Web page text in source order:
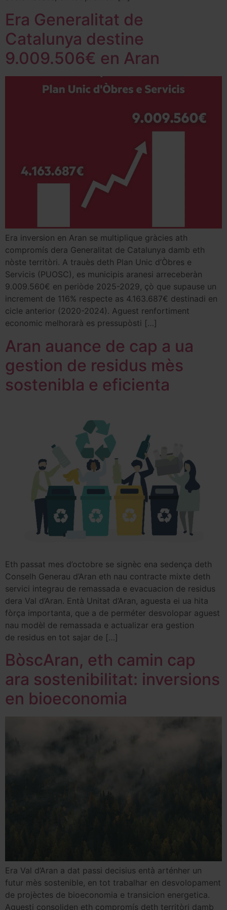
Era Generalitat de
Catalunya destine
9.009.506€ en Aran
Era inversion en Aran se multiplique gràcies ath
compromís dera Generalitat de Catalunya damb eth
nòste territòri. A trauès deth Plan Unic d’Òbres e
Servicis (PUOSC), es municipis aranesi arreceberàn
9.009.560€ en periòde 2025-2029, çò que supause un
increment de 116% respecte as 4.163.687€ destinadi en
cicle anterior (2020-2024). Aguest renfortiment
economic melhorarà es pressupòsti […]
Aran auance de cap a ua
gestion de residus mès
sostenibla e eficienta
Eth passat mes d’octobre se signèc ena sedença deth
Conselh Generau d’Aran eth nau contracte mixte deth
servici integrau de remassada e evacuacion de residus
dera Val d’Aran. Entà Unitat d’Aran, aguesta ei ua hita
fòrça importanta, que a de perméter desvolopar aguest
nau modèl de remassada e actualizar era gestion
de residus en tot sajar de […]
BòscAran, eth camin cap
ara sostenibilitat: inversions
en bioeconomia
Era Val d’Aran a dat passi decisius entà arténher un
futur mès sostenible, en tot trabalhar en desvolopament
de projèctes de bioeconomia e transicion energetica.
Aguesti consoliden eth compromís deth territòri damb